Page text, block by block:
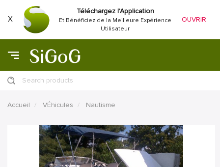
X
Téléchargez l'Application
Et Bénéficiez de la Meilleure Expérience
Utilisateur
OUVRIR
Search products
Accueil VÉhicules Nautisme